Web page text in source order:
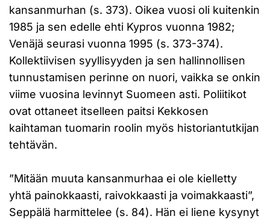
kansanmurhan (s. 373). Oikea vuosi oli kuitenkin
1985 ja sen edelle ehti Kypros vuonna 1982;
Venäjä seurasi vuonna 1995 (s. 373-374).
Kollektiivisen syyllisyyden ja sen hallinnollisen
tunnustamisen perinne on nuori, vaikka se onkin
viime vuosina levinnyt Suomeen asti. Poliitikot
ovat ottaneet itselleen paitsi Kekkosen
kaihtaman tuomarin roolin myös historiantutkijan
tehtävän.
”Mitään muuta kansanmurhaa ei ole kielletty
yhtä painokkaasti, raivokkaasti ja voimakkaasti”,
Seppälä harmittelee (s. 84). Hän ei liene kysynyt